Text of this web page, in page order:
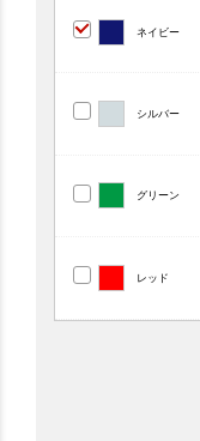
ネイビー
シルバー
グリーン
レッド